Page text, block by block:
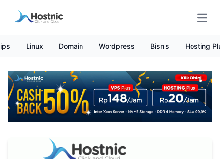
Linux Domain Wordpress Bisnis Hosting